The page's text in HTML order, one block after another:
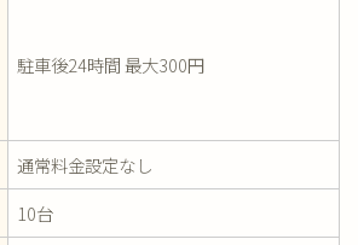
駐車後24時間 最大300円
通常料金設定なし
10台